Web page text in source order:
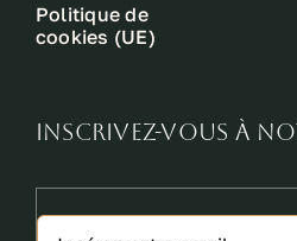
Politique de
cookies (UE)
INSCRIVEZ-VOUS À